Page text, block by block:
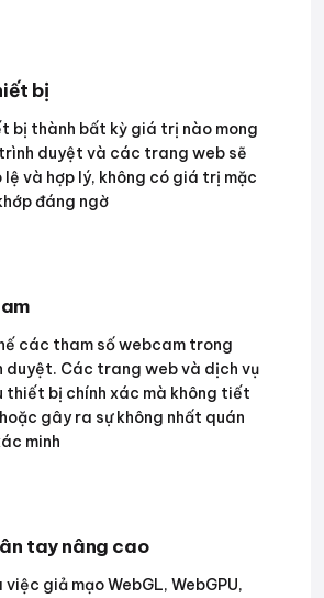
bị
bị thành bất kỳ giá trị nào mong
duyệt và các trang web sẽ
và hợp lý, không có giá trị mặc
đáng ngờ
các tham số webcam trong
duyệt. Các trang web và dịch vụ
thiết bị chính xác mà không tiết
gây ra sự không nhất quán
minh
tay nâng cao
giả mạo WebGL, WebGPU,